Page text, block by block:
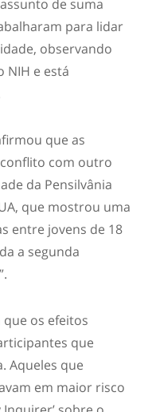
de suma
para lidar
observando
NIH e está
que as
com outro
da Pensilvânia
que mostrou uma
entre jovens de 18
a segunda
os efeitos
que
Aqueles que
em maior risco